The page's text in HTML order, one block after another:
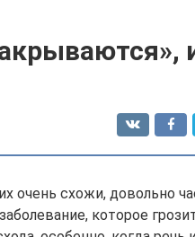
очень схожи, довольно
которое